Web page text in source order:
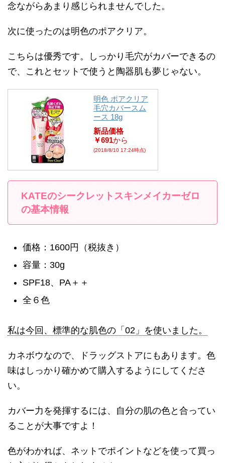
念ながらあまり感じられませんでした。
次に使ったのは明色のポアクリア。
こちらは優秀です。しっかり毛穴がカバーできるの
で、これとセットで使うと陶器肌も夢じゃない。
明色 ポアクリア
毛穴カバースム
ース 18g
新品価格
￥691から
(2018/8/10 17:24時点)
KATEのシークレットスキンメイカーゼロ
の基本情報
価格：1600円（税抜き）
容量：30g
SPF18、PA＋＋
全６色
私は今回、標準的な肌色の「02」を使いました。
カネボウなので、ドラッグストアにもあります。色
味はしっかり確かめて購入するようにしてくださ
い。
カバー力を発揮するには、自分の肌の色と合ってい
ることが大事ですよ！
色がわかれば、ネットでポイントなどを使って買っ